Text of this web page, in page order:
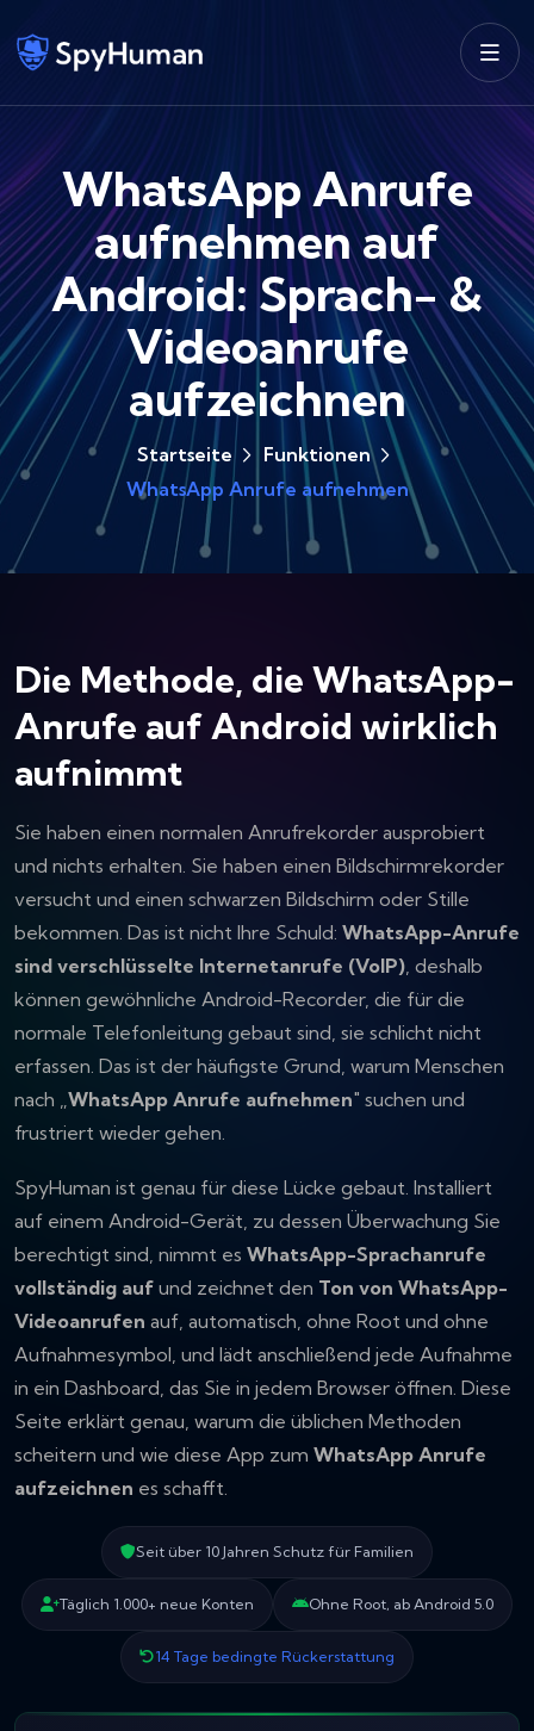
WhatsApp Anrufe
aufnehmen auf
Android: Sprach- &
Videoanrufe
aufzeichnen
Startseite
Funktionen
WhatsApp Anrufe aufnehmen
Die Methode, die WhatsApp-
Anrufe auf Android wirklich
aufnimmt
Sie haben einen normalen Anrufrekorder ausprobiert
und nichts erhalten. Sie haben einen Bildschirmrekorder
versucht und einen schwarzen Bildschirm oder Stille
bekommen. Das ist nicht Ihre Schuld: WhatsApp-Anrufe
sind verschlüsselte Internetanrufe (VoIP), deshalb
können gewöhnliche Android-Recorder, die für die
normale Telefonleitung gebaut sind, sie schlicht nicht
erfassen. Das ist der häufigste Grund, warum Menschen
nach „WhatsApp Anrufe aufnehmen" suchen und
frustriert wieder gehen.
SpyHuman ist genau für diese Lücke gebaut. Installiert
auf einem Android-Gerät, zu dessen Überwachung Sie
berechtigt sind, nimmt es WhatsApp-Sprachanrufe
vollständig auf und zeichnet den Ton von WhatsApp-
Videoanrufen auf, automatisch, ohne Root und ohne
Aufnahmesymbol, und lädt anschließend jede Aufnahme
in ein Dashboard, das Sie in jedem Browser öffnen. Diese
Seite erklärt genau, warum die üblichen Methoden
scheitern und wie diese App zum WhatsApp Anrufe
aufzeichnen es schafft.
Seit über 10 Jahren Schutz für Familien
Täglich 1.000+ neue Konten Ohne Root, ab Android 5.0
14 Tage bedingte Rückerstattung